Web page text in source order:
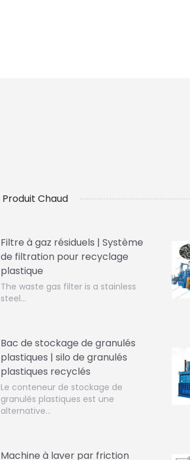
Produit Chaud
Filtre à gaz résiduels | Système
de filtration pour recyclage
plastique
The waste gas filter is a stainless
steel…
Bac de stockage de granulés
plastiques | silo de granulés
plastiques recyclés
Le conteneur de stockage de
granulés plastiques est une
alternative…
Machine à laver par friction